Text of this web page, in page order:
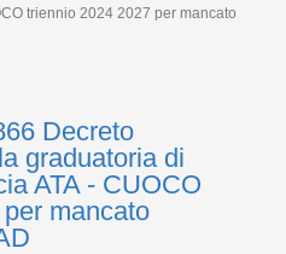
triennio 2024 2027 per mancato
Decreto
graduatoria di
ATA - CUOCO
mancato